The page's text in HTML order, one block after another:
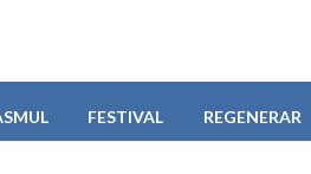
FESTIVAL REGENERAR